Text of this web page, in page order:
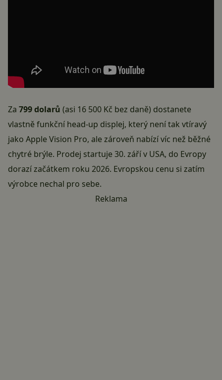
Za 799 dolarů (asi 16 500 Kč bez daně) dostanete
vlastně funkční head-up displej, který není tak vtíravý
jako Apple Vision Pro, ale zároveň nabízí víc než běžné
chytré brýle. Prodej startuje 30. září v USA, do Evropy
dorazí začátkem roku 2026. Evropskou cenu si zatím
výrobce nechal pro sebe.
Reklama